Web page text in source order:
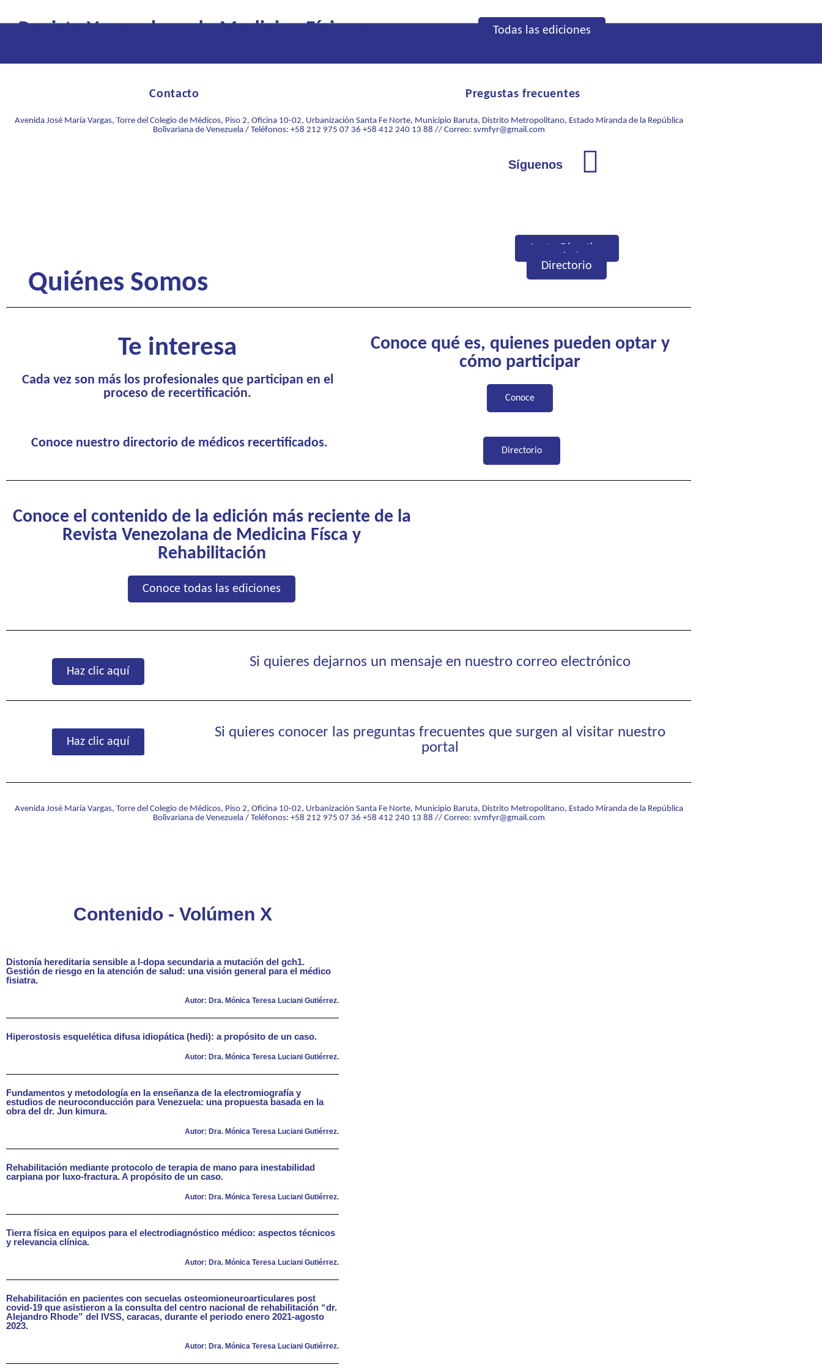
Revista Venezolana de Medicina Física y
Todas las ediciones
Contacto Pregustas frecuentes
Avenida José María Vargas, Torre del Colegio de Médicos, Piso 2, Oficina 10-02, Urbanización Santa Fe Norte, Municipio Baruta, Distrito Metropolitano, Estado Miranda de la República
Bolivariana de Venezuela / Teléfonos: +58 212 975 07 36 +58 412 240 13 88 // Correo: svmfyr@gmail.com
Síguenos
Quiénes Somos
Directorio
Te interesa
Cada vez son más los profesionales que participan en el
proceso de recertificación.
Conoce qué es, quienes pueden optar y
cómo participar
Conoce
Conoce nuestro directorio de médicos recertificados.
Directorio
Conoce el contenido de la edición más reciente de la
Revista Venezolana de Medicina Físca y
Rehabilitación
Conoce todas las ediciones
Haz clic aquí
Si quieres dejarnos un mensaje en nuestro correo electrónico
Haz clic aquí
Si quieres conocer las preguntas frecuentes que surgen al visitar nuestro
portal
Avenida José María Vargas, Torre del Colegio de Médicos, Piso 2, Oficina 10-02, Urbanización Santa Fe Norte, Municipio Baruta, Distrito Metropolitano, Estado Miranda de la República
Bolivariana de Venezuela / Teléfonos: +58 212 975 07 36 +58 412 240 13 88 // Correo: svmfyr@gmail.com
Contenido - Volúmen X
Distonía hereditaria sensible a l-dopa secundaria a mutación del gch1.
Gestión de riesgo en la atención de salud: una visión general para el médico
fisiatra.
Autor: Dra. Mónica Teresa Luciani Gutiérrez.
Hiperostosis esquelética difusa idiopática (hedi): a propósito de un caso.
Autor: Dra. Mónica Teresa Luciani Gutiérrez.
Fundamentos y metodología en la enseñanza de la electromiografía y
estudios de neuroconducción para Venezuela: una propuesta basada en la
obra del dr. Jun kimura.
Autor: Dra. Mónica Teresa Luciani Gutiérrez.
Rehabilitación mediante protocolo de terapia de mano para inestabilidad
carpiana por luxo-fractura. A propósito de un caso.
Autor: Dra. Mónica Teresa Luciani Gutiérrez.
Tierra física en equipos para el electrodiagnóstico médico: aspectos técnicos
y relevancia clínica.
Autor: Dra. Mónica Teresa Luciani Gutiérrez.
Rehabilitación en pacientes con secuelas osteomioneuroarticulares post
covid-19 que asistieron a la consulta del centro nacional de rehabilitación “dr.
Alejandro Rhode” del IVSS, caracas, durante el periodo enero 2021-agosto
2023.
Autor: Dra. Mónica Teresa Luciani Gutiérrez.